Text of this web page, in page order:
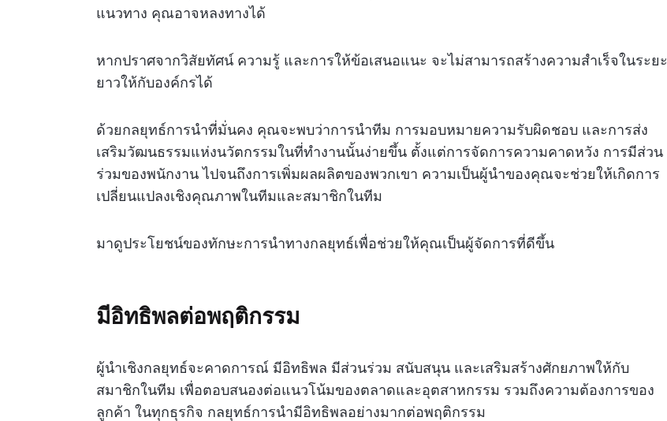
แนวทาง คุณอาจหลงทางได้
หากปราศจากวิสัยทัศน์ ความรู้ และการให้ข้อเสนอแนะ จะไม่สามารถสร้างความสำเร็จในระยะ
ยาวให้กับองค์กรได้
ด้วยกลยุทธ์การนำที่มั่นคง คุณจะพบว่าการนำทีม การมอบหมายความรับผิดชอบ และการส่ง
เสริมวัฒนธรรมแห่งนวัตกรรมในที่ทำงานนั้นง่ายขึ้น ตั้งแต่การจัดการความคาดหวัง การมีส่วน
ร่วมของพนักงาน ไปจนถึงการเพิ่มผลผลิตของพวกเขา ความเป็นผู้นำของคุณจะช่วยให้เกิดการ
เปลี่ยนแปลงเชิงคุณภาพในทีมและสมาชิกในทีม
มาดูประโยชน์ของทักษะการนำทางกลยุทธ์เพื่อช่วยให้คุณเป็นผู้จัดการที่ดีขึ้น
มีอิทธิพลต่อพฤติกรรม
ผู้นำเชิงกลยุทธ์จะคาดการณ์ มีอิทธิพล มีส่วนร่วม สนับสนุน และเสริมสร้างศักยภาพให้กับ
สมาชิกในทีม เพื่อตอบสนองต่อแนวโน้มของตลาดและอุตสาหกรรม รวมถึงความต้องการของ
ลูกค้า ในทุกธุรกิจ กลยุทธ์การนำมีอิทธิพลอย่างมากต่อพฤติกรรม